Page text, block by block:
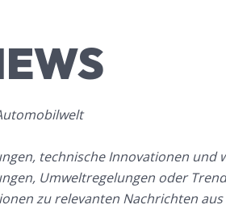
technische Innovationen und
Umweltregelungen oder
zu relevanten Nachrichten aus